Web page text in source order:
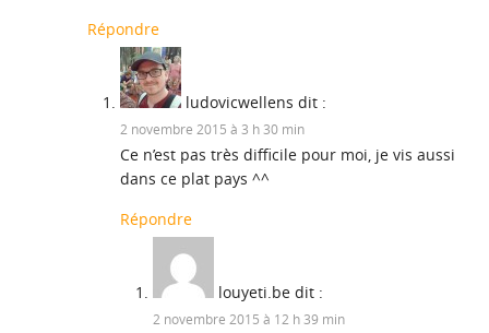
Répondre
ludovicwellens dit :
2 novembre 2015 à 3 h 30 min
Ce n’est pas très difficile pour moi, je vis aussi
dans ce plat pays ^^
Répondre
louyeti.be dit :
2 novembre 2015 à 12 h 39 min